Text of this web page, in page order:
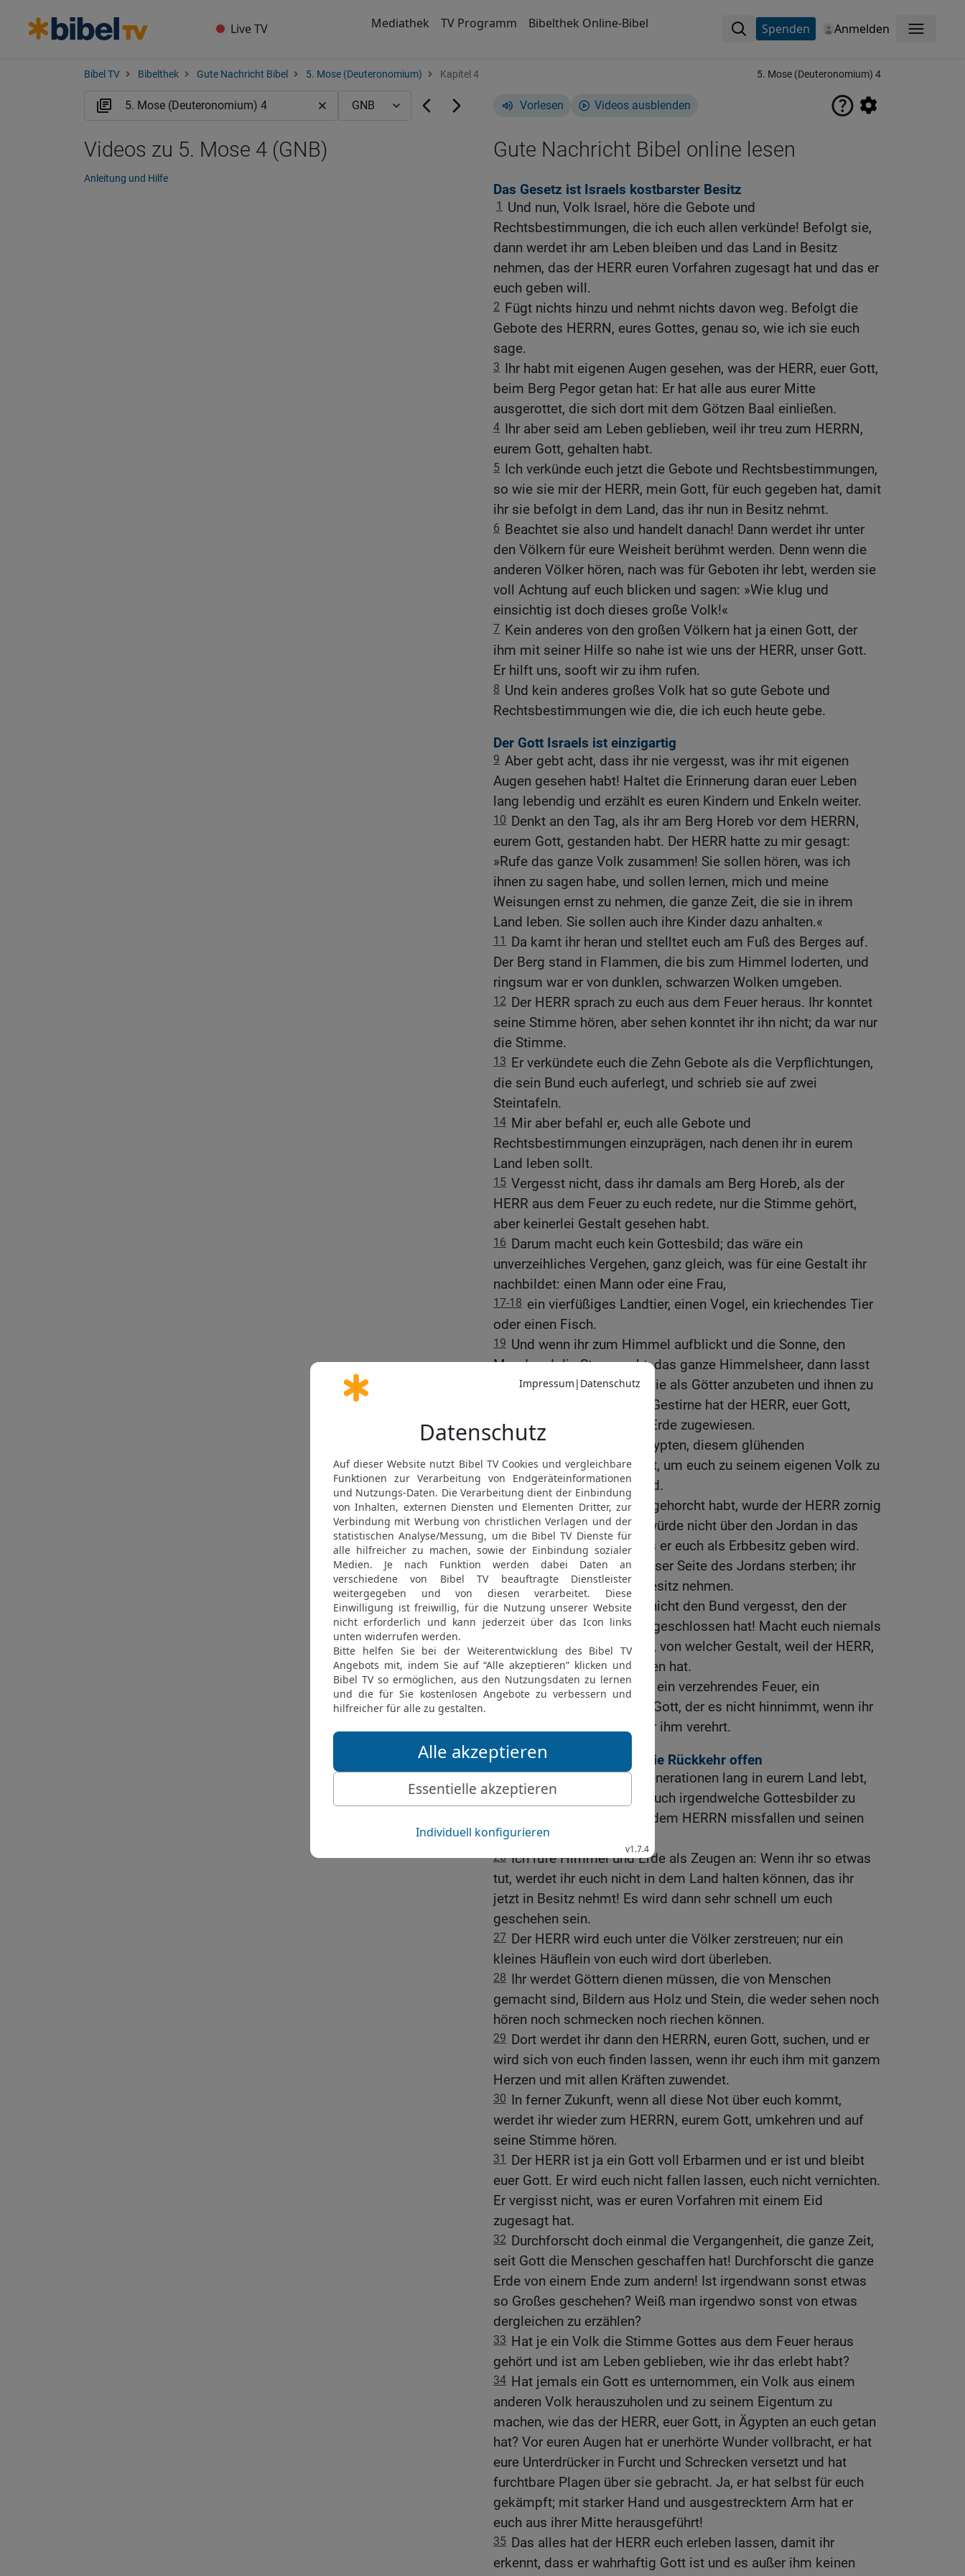
Live TV Mediathek TV Programm Bibelthek Online-Bibel Spenden Anmelden Menü
Bibel TV Bibelthek Gute Nachricht Bibel 5. Mose (Deuteronomium) Kapitel 4 5. Mose (Deuteronomium) 4
Vorlesen Videos ausblenden
Gute Nachricht Bibel online lesen
Das Gesetz ist Israels kostbarster Besitz
1
Und nun, Volk Israel, höre die Gebote und
Rechtsbestimmungen, die ich euch allen verkünde! Befolgt sie,
dann werdet ihr am Leben bleiben und das Land in Besitz
nehmen, das der HERR euren Vorfahren zugesagt hat und das er
euch geben will.
2 Fügt nichts hinzu und nehmt nichts davon weg. Befolgt die
Gebote des HERRN, eures Gottes, genau so, wie ich sie euch
sage.
3 Ihr habt mit eigenen Augen gesehen, was der HERR, euer Gott,
beim Berg Pegor getan hat: Er hat alle aus eurer Mitte
ausgerottet, die sich dort mit dem Götzen Baal einließen.
4 Ihr aber seid am Leben geblieben, weil ihr treu zum HERRN,
eurem Gott, gehalten habt.
5 Ich verkünde euch jetzt die Gebote und Rechtsbestimmungen,
so wie sie mir der HERR, mein Gott, für euch gegeben hat, damit
ihr sie befolgt in dem Land, das ihr nun in Besitz nehmt.
6 Beachtet sie also und handelt danach! Dann werdet ihr unter
den Völkern für eure Weisheit berühmt werden. Denn wenn die
anderen Völker hören, nach was für Geboten ihr lebt, werden sie
voll Achtung auf euch blicken und sagen: »Wie klug und
einsichtig ist doch dieses große Volk!«
7 Kein anderes von den großen Völkern hat ja einen Gott, der
ihm mit seiner Hilfe so nahe ist wie uns der HERR, unser Gott.
Er hilft uns, sooft wir zu ihm rufen.
8 Und kein anderes großes Volk hat so gute Gebote und
Rechtsbestimmungen wie die, die ich euch heute gebe.
Der Gott Israels ist einzigartig
9 Aber gebt acht, dass ihr nie vergesst, was ihr mit eigenen
Augen gesehen habt! Haltet die Erinnerung daran euer Leben
lang lebendig und erzählt es euren Kindern und Enkeln weiter.
10 Denkt an den Tag, als ihr am Berg Horeb vor dem HERRN,
eurem Gott, gestanden habt. Der HERR hatte zu mir gesagt:
»Rufe das ganze Volk zusammen! Sie sollen hören, was ich
ihnen zu sagen habe, und sollen lernen, mich und meine
Weisungen ernst zu nehmen, die ganze Zeit, die sie in ihrem
Land leben. Sie sollen auch ihre Kinder dazu anhalten.«
11
Da kamt ihr heran und stelltet euch am Fuß des Berges auf.
Der Berg stand in Flammen, die bis zum Himmel loderten, und
ringsum war er von dunklen, schwarzen Wolken umgeben.
12 Der HERR sprach zu euch aus dem Feuer heraus. Ihr konntet
seine Stimme hören, aber sehen konntet ihr ihn nicht; da war nur
die Stimme.
13 Er verkündete euch die Zehn Gebote als die Verpflichtungen,
die sein Bund euch auferlegt, und schrieb sie auf zwei
Steintafeln.
14 Mir aber befahl er, euch alle Gebote und
Rechtsbestimmungen einzuprägen, nach denen ihr in eurem
Land leben sollt.
15 Vergesst nicht, dass ihr damals am Berg Horeb, als der
HERR aus dem Feuer zu euch redete, nur die Stimme gehört,
aber keinerlei Gestalt gesehen habt.
16 Darum macht euch kein Gottesbild; das wäre ein
unverzeihliches Vergehen, ganz gleich, was für eine Gestalt ihr
nachbildet: einen Mann oder eine Frau,
17-18 ein vierfüßiges Landtier, einen Vogel, ein kriechendes Tier
oder einen Fisch.
19 Und wenn ihr zum Himmel aufblickt und die Sonne, den
Mond und die Sterne seht, das ganze Himmelsheer, dann lasst
euch nicht dazu verleiten, sie als Götter anzubeten und ihnen zu
dienen. Die Verehrung der Gestirne hat der HERR, euer Gott,
allen anderen Völkern der Erde zugewiesen.
20 Euch aber hat er aus Ägypten, diesem glühenden
Schmelzofen, herausgeholt, um euch zu seinem eigenen Volk zu
machen, wie ihr es nun seid.
21 Doch weil ihr ihm nicht gehorcht habt, wurde der HERR zornig
auf mich und schwor, ich würde nicht über den Jordan in das
schöne Land kommen, das er euch als Erbbesitz geben wird.
22 Darum muss ich auf dieser Seite des Jordans sterben; ihr
aber werdet das Land in Besitz nehmen.
23 Seht euch vor, dass ihr nicht den Bund vergesst, den der
HERR, euer Gott, mit euch geschlossen hat! Macht euch niemals
ein Gottesbild, ganz gleich, von welcher Gestalt, weil der HERR,
euer Gott, euch das verboten hat.
24 Der HERR, euer Gott, ist ein verzehrendes Feuer, ein
leidenschaftlich liebender Gott, der es nicht hinnimmt, wenn ihr
irgendetwas anderes außer ihm verehrt.
Dem verirrten Volk steht die Rückkehr offen
25 Wenn ihr schon viele Generationen lang in eurem Land lebt,
könntet ihr versucht sein, euch irgendwelche Gottesbilder zu
machen. Damit würdet ihr dem HERRN missfallen und seinen
Zorn herausfordern.
26 Ich rufe Himmel und Erde als Zeugen an: Wenn ihr so etwas
tut, werdet ihr euch nicht in dem Land halten können, das ihr
jetzt in Besitz nehmt! Es wird dann sehr schnell um euch
geschehen sein.
27 Der HERR wird euch unter die Völker zerstreuen; nur ein
kleines Häuflein von euch wird dort überleben.
28 Ihr werdet Göttern dienen müssen, die von Menschen
gemacht sind, Bildern aus Holz und Stein, die weder sehen noch
hören noch schmecken noch riechen können.
29 Dort werdet ihr dann den HERRN, euren Gott, suchen, und er
wird sich von euch finden lassen, wenn ihr euch ihm mit ganzem
Herzen und mit allen Kräften zuwendet.
30 In ferner Zukunft, wenn all diese Not über euch kommt,
werdet ihr wieder zum HERRN, eurem Gott, umkehren und auf
seine Stimme hören.
31 Der HERR ist ja ein Gott voll Erbarmen und er ist und bleibt
euer Gott. Er wird euch nicht fallen lassen, euch nicht vernichten.
Er vergisst nicht, was er euren Vorfahren mit einem Eid
zugesagt hat.
32 Durchforscht doch einmal die Vergangenheit, die ganze Zeit,
seit Gott die Menschen geschaffen hat! Durchforscht die ganze
Erde von einem Ende zum andern! Ist irgendwann sonst etwas
so Großes geschehen? Weiß man irgendwo sonst von etwas
dergleichen zu erzählen?
33 Hat je ein Volk die Stimme Gottes aus dem Feuer heraus
gehört und ist am Leben geblieben, wie ihr das erlebt habt?
34 Hat jemals ein Gott es unternommen, ein Volk aus einem
anderen Volk herauszuholen und zu seinem Eigentum zu
machen, wie das der HERR, euer Gott, in Ägypten an euch getan
hat? Vor euren Augen hat er unerhörte Wunder vollbracht, er hat
eure Unterdrücker in Furcht und Schrecken versetzt und hat
furchtbare Plagen über sie gebracht. Ja, er hat selbst für euch
gekämpft; mit starker Hand und ausgestrecktem Arm hat er
euch aus ihrer Mitte herausgeführt!
35 Das alles hat der HERR euch erleben lassen, damit ihr
erkennt, dass er wahrhaftig Gott ist und es außer ihm keinen
Videos zu 5. Mose 4 (GNB)
Anleitung und Hilfe